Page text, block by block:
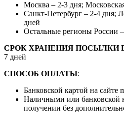
Москва – 2-3 дня;
Санкт-Петербург – 2-4 дня;
дней
Остальные регионы России
СРОК ХРАНЕНИЯ ПОСЫЛКИ
7 дней
СПОСОБ ОПЛАТЫ:
Банковской картой на сайте
Наличными или банковской
получении без